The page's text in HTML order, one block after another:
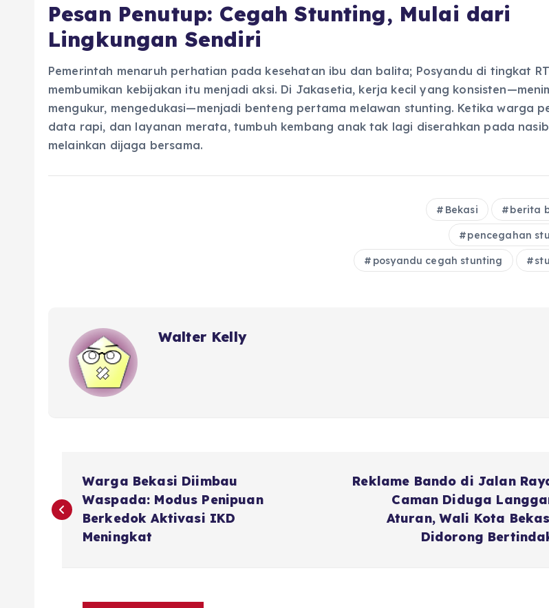
Pesan Penutup: Cegah Stunting, Mulai dari
Lingkungan Sendiri
Pemerintah menaruh perhatian pada kesehatan ibu dan balita; Posyandu di tingkat RT
membumikan kebijakan itu menjadi aksi. Di Jakasetia, kerja kecil yang
mengukur, mengedukasi—menjadi benteng pertama melawan stunting. Ketika warga
data rapi, dan layanan merata, tumbuh kembang anak tak lagi diserahkan pada
melainkan dijaga bersama.
Bekasi berita
pencegahan
posyandu cegah stunting
Walter Kelly
o
Warga Bekasi Diimbau
Waspada: Modus Penipuan
Berkedok Aktivasi IKD
Meningkat
Reklame Bando di Jalan
Caman Diduga
Aturan, Wali Kota
Didorong